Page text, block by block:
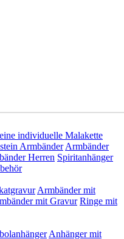
individuelle Malakette
Armbänder Armbänder
Herren Spiritanhänger
Armbänder mit
mit Gravur Ringe mit
Anhänger mit